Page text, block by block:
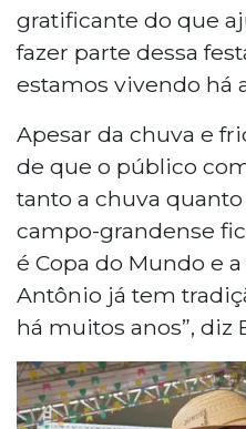
gratificante do que
fazer parte dessa
estamos vivendo há
Apesar da chuva e
de que o público
tanto a chuva
campo-grandense
é Copa do Mundo e
Antônio já tem
há muitos anos”, diz